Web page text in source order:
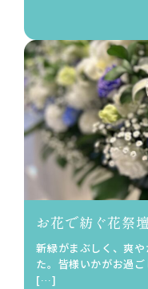
お花で紡ぐ花祭壇
新緑がまぶしく、爽
た。皆様いかがお過
[…]